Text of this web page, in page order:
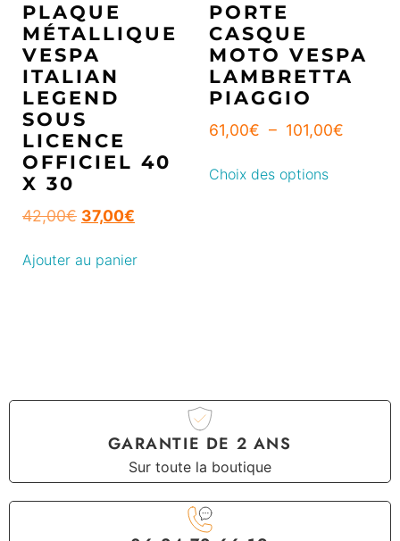
PLAQUE
MÉTALLIQUE
VESPA
ITALIAN
LEGEND
SOUS
LICENCE
OFFICIEL 40
X 30
42,00€ 37,00€
Ajouter au panier
PORTE
CASQUE
MOTO VESPA
LAMBRETTA
PIAGGIO
61,00€ – 101,00€
Choix des options
GARANTIE DE 2 ANS
Sur toute la boutique